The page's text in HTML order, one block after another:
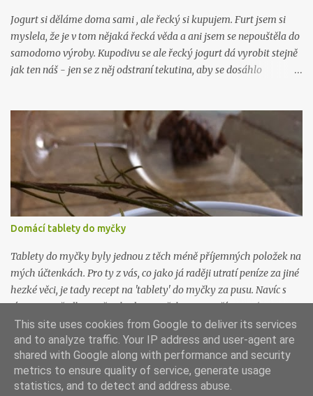
na to: Líbil se vám tenhle recept? Zkoukněte další návo...
Jogurt si děláme doma sami , ale řecký si kupujem. Furt jsem si
myslela, že je v tom nějaká řecká věda a ani jsem se nepouštěla do
samodomo výroby. Kupodivu se ale řecký jogurt dá vyrobit stejně
jak ten náš - jen se z něj odstraní tekutina, aby se dosáhlo
zkuste ji. Je řecky božská. Budete potřebovat: 1 litr kvalitního
plnotučného mléka 1 kelímek kvalitního bílého jogurtu (nic
nezkazíte když bude bio) plátýnko Mléko nalijte do hrnce a
ohřejte na 40 stupňů. Přidejte jogurt a promíchjte. Směs přelijte do
velké sklenice (je dobré ji pořádně umýt, nejlépe i vyvařit) s
uzavíratelným hrdlem a nechte při pokojové teplotě pracovat. Za
12 hodin nalijte jogurt do plátýnka vytlačte co nejvíc tekutiny.
Hustota řeckého jogurtu připomíná hustotu zakysané smetany.
Poté uložte do lednice nejlépe do kabiček nebo skleniček vhodných
k uskla...
Domácí tablety do myčky
Tablety do myčky byly jednou z těch méně příjemných položek na
mých účtenkách. Pro ty z vás, co jako já raději utratí peníze za jiné
hezké věci, je tady recept na 'tablety' do myčky za pusu. Navíc s
tímto prostředkem už nebudete potřebovat používat jiné
prostředky na mytí a změkčování vody, ani proti vodnímu kameni.
Všechno je v tom, all inclusive. Budete potřebovat: 300g jedlé sody
(můžete si objednat na tady ) 300g práškové sody na praní
(můžete si objednat na tady ) 150g hrubozrné kuchyňské soli 150g
kyseliny citronové (můžete si objednat na tady ) Všechny tyhle
Používá technologii služby Blogger
This site uses cookies from Google to deliver its services
and to analyze traffic. Your IP address and user-agent are
shared with Google along with performance and security
metrics to ensure quality of service, generate usage
statistics, and to detect and address abuse.